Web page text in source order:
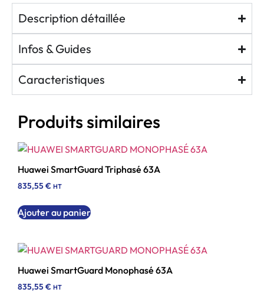
Description détaillée
Infos & Guides
Caracteristiques
Produits similaires
Huawei SmartGuard Triphasé 63A
835,55 € HT
Ajouter au panier
Huawei SmartGuard Monophasé 63A
835,55 € HT